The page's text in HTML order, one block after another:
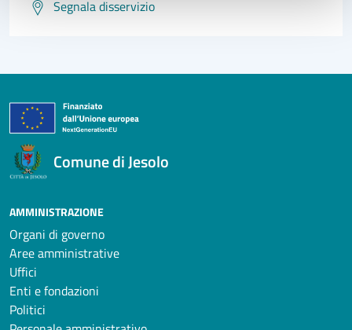
Segnala disservizio
Comune di Jesolo
AMMINISTRAZIONE
Organi di governo
Aree amministrative
Uffici
Enti e fondazioni
Politici